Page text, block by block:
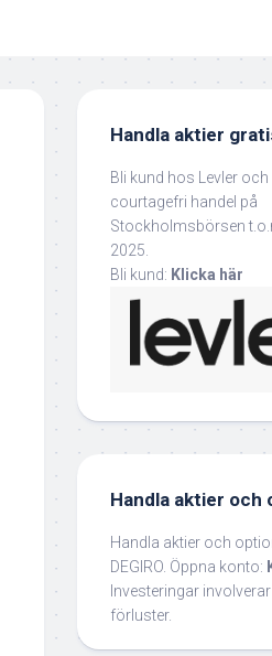
Handla aktier
Bli kund hos Levler och
courtagefri handel på
Stockholmsbörsen
2025.
Bli kund: Klicka här
Handla aktier och
Handla aktier och
DEGIRO. Öppna konto:
Investeringar
förluster.